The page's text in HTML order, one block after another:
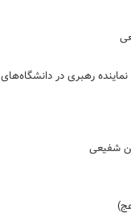
رهبری در دانشگاه‌های
شفیعی